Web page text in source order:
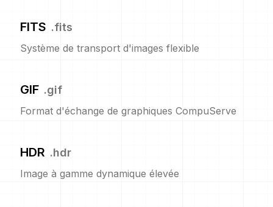
FITS .fits
Système de transport d'images flexible
GIF .gif
Format d'échange de graphiques CompuServe
HDR .hdr
Image à gamme dynamique élevée